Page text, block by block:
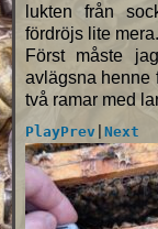
lukten från
fördröjs lite mera.
Först måste
avlägsna henne
två ramar med
PlayPrev| Next